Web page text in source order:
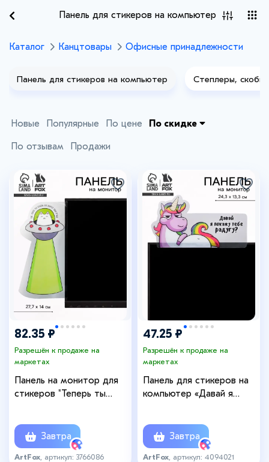
Панель для стикеров на компьютер
Каталог Канцтовары Офисные принадлежности
Панель для стикеров на компьютер Степлеры, скобы
Новые Популярные По цене По скидке
По отзывам Продажи
82.35 ₽
Разрешён к продаже на
маркетах
Панель на монитор для
стикеров "Теперь ты
Завтра
ArtFox , артикул: 3766086
47.25 ₽
Разрешён к продаже на
маркетах
Панель для стикеров на
компьютер «Давай я
Завтра
ArtFox , артикул: 4094021